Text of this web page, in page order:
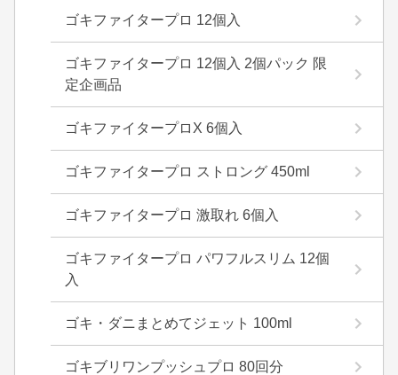
ゴキファイタープロ 12個入
ゴキファイタープロ 12個入 2個パック 限
定企画品
ゴキファイタープロX 6個入
ゴキファイタープロ ストロング 450ml
ゴキファイタープロ 激取れ 6個入
ゴキファイタープロ パワフルスリム 12個
入
ゴキ・ダニまとめてジェット 100ml
ゴキブリワンプッシュプロ 80回分